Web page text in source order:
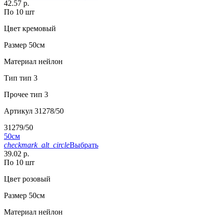
42.57 р.
По 10 шт
Цвет кремовый
Размер 50см
Материал нейлон
Тип тип 3
Прочее тип 3
Артикул 31278/50
31279/50
50см
checkmark_alt_circleВыбрать
39.02 р.
По 10 шт
Цвет розовый
Размер 50см
Материал нейлон